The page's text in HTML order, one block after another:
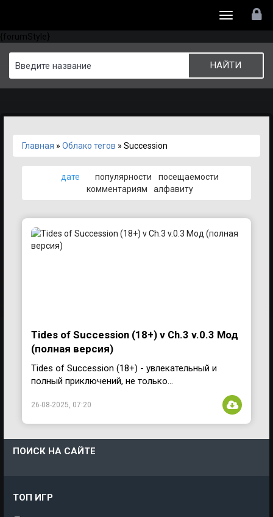
{forumStyle}
Toggle
Главная » Облако тегов » Succession
дате популярности
посещаемости
комментариям
алфавиту
Tides of Succession (18+) v Ch.3 v.0.3 Мод
(полная версия)
Tides of Succession (18+) - увлекательный и
полный приключений, не только...
26-08-2025, 07:20
ПОИСК НА САЙТЕ
ТОП ИГР